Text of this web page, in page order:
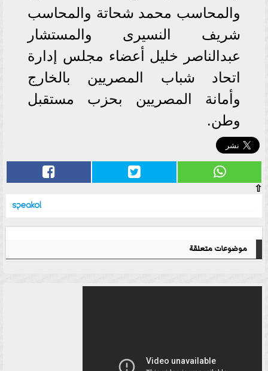
والمحاسب محمد شحاتة والمحاسب
شريف النسيرى والمستشار
عبدالناصر خليل أعضاء مجلس إدارة
اتحاد شباب المصريين بالخارج
وأمانة المصريين بحزب مستقبل
وطن.
⇧
موضوعات متعلقة